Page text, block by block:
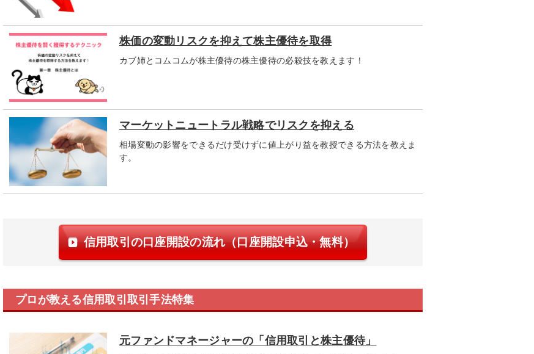
株価の変動リスクを抑えて株主優待を取得
カブ姉とコムコムが株主優待の株主優待の必殺技を教えます！
マーケットニュートラル戦略でリスクを抑える
相場変動の影響をできるだけ受けずに値上がり益を教授できる方法を教えま
す。
信用取引の口座開設の流れ（口座開設申込・無料）
プロが教える信用取引取引手法特集
元ファンドマネージャーの「信用取引と株主優待」